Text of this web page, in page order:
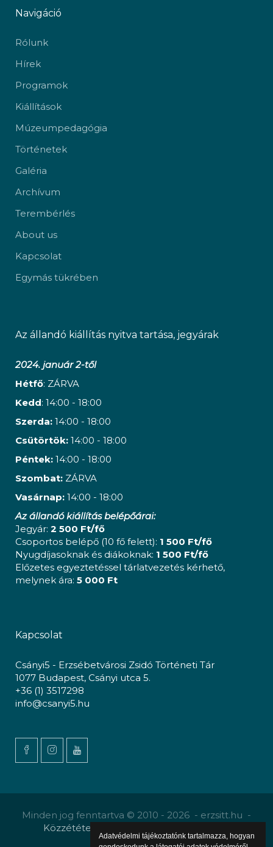
Adatvédelmi tájékoztatónk tartalmazza, hogyan
Navigáció
Rólunk
Hírek
Programok
Kiállítások
Múzeumpedagógia
Történetek
Galéria
Archívum
Terembérlés
About us
Kapcsolat
Egymás tükrében
Az állandó kiállítás nyitva tartása, jegyárak
2024. január 2-től
Hétfő: ZÁRVA
Kedd: 14:00 - 18:00
Szerda: 14:00 - 18:00
Csütörtök: 14:00 - 18:00
Péntek: 14:00 - 18:00
Szombat: ZÁRVA
Vasárnap: 14:00 - 18:00
Az állandó kiállítás belépőárai:
Jegyár: 2 500 Ft/fő
Csoportos belépő (10 fő felett): 1 500 Ft/fő
Nyugdíjasoknak és diákoknak: 1 500 Ft/fő
Előzetes egyeztetéssel tárlatvezetés kérhető,
melynek ára: 5 000 Ft
Kapcsolat
Csányi5 - Erzsébetvárosi Zsidó Történeti Tár
1077 Budapest, Csányi utca 5.
+36 (1) 3517298
info@csanyi5.hu
Minden jog fenntartva © 2010 - 2026 - erzsitt.hu -
Közzététel